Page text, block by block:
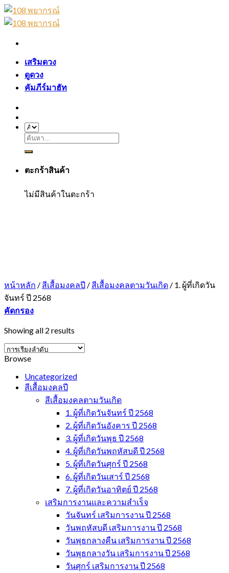
Skip
to
content
เสริมดวง
ดูดวง
คัมภีร์มาฮัท
ค้นหา:
ตะกร้าสินค้า
ไม่มีสินค้าในตะกร้า
หน้าหลัก / สีเสื้อมงคลปี / สีเสื้อมงคลตามวันเกิด / 1. ผู้ที่เกิดวัน
จันทร์ ปี 2568
คัดกรอง
Showing all 2 results
Browse
Uncategorized
สีเสื้อมงคลปี
สีเสื้อมงคลตามวันเกิด
1. ผู้ที่เกิดวันจันทร์ ปี 2568
2. ผู้ที่เกิดวันอังคาร ปี 2568
3. ผู้ที่เกิดวันพุธ ปี 2568
4. ผู้ที่เกิดวันพฤหัสบดี ปี 2568
5. ผู้ที่เกิดวันศุกร์ ปี 2568
6. ผู้ที่เกิดวันเสาร์ ปี 2568
7. ผู้ที่เกิดวันอาทิตย์ ปี 2568
เสริมการงานและความสำเร็จ
วันจันทร์ เสริมการงาน ปี 2568
วันพฤหัสบดี เสริมการงาน ปี 2568
วันพุธกลางคืน เสริมการงาน ปี 2568
วันพุธกลางวัน เสริมการงาน ปี 2568
วันศุกร์ เสริมการงาน ปี 2568